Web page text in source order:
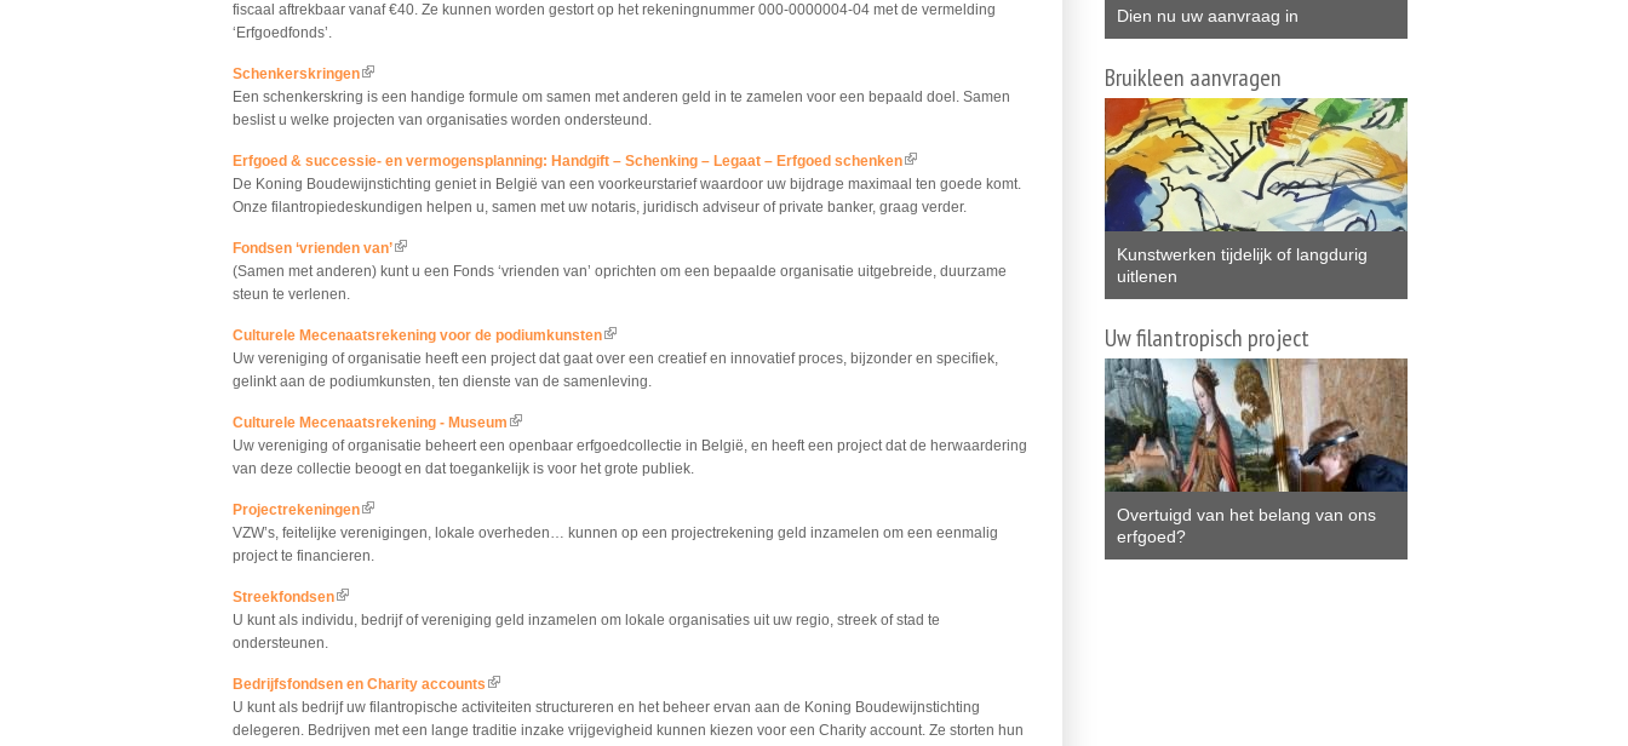
fiscaal aftrekbaar vanaf €40. Ze kunnen worden gestort op het rekeningnummer 000-0000004-04 met de vermelding
‘Erfgoedfonds’.
Schenkerskringen(link is external)
Een schenkerskring is een handige formule om samen met anderen geld in te zamelen voor een bepaald doel. Samen
beslist u welke projecten van organisaties worden ondersteund.
Erfgoed & successie- en vermogensplanning: Handgift – Schenking – Legaat – Erfgoed schenken(link is external)
De Koning Boudewijnstichting geniet in België van een voorkeurstarief waardoor uw bijdrage maximaal ten goede komt.
Onze filantropiedeskundigen helpen u, samen met uw notaris, juridisch adviseur of private banker, graag verder.
Fondsen ‘vrienden van’(link is external)
(Samen met anderen) kunt u een Fonds ‘vrienden van’ oprichten om een bepaalde organisatie uitgebreide, duurzame
steun te verlenen.
Culturele Mecenaatsrekening voor de podiumkunsten(link is external)
Uw vereniging of organisatie heeft een project dat gaat over een creatief en innovatief proces, bijzonder en specifiek,
gelinkt aan de podiumkunsten, ten dienste van de samenleving.
Culturele Mecenaatsrekening - Museum (link is external)
Uw vereniging of organisatie beheert een openbaar erfgoedcollectie in België, en heeft een project dat de herwaardering
van deze collectie beoogt en dat toegankelijk is voor het grote publiek.
Projectrekeningen(link is external)
VZW’s, feitelijke verenigingen, lokale overheden… kunnen op een projectrekening geld inzamelen om een eenmalig
project te financieren.
Streekfondsen(link is external)
U kunt als individu, bedrijf of vereniging geld inzamelen om lokale organisaties uit uw regio, streek of stad te
ondersteunen.
Bedrijfsfondsen en Charity accounts (link is external)
U kunt als bedrijf uw filantropische activiteiten structureren en het beheer ervan aan de Koning Boudewijnstichting
delegeren. Bedrijven met een lange traditie inzake vrijgevigheid kunnen kiezen voor een Charity account. Ze storten hun
Dien nu uw aanvraag in
Bruikleen aanvragen
Kunstwerken tijdelijk of langdurig
uitlenen
Uw filantropisch project
Overtuigd van het belang van ons
erfgoed?